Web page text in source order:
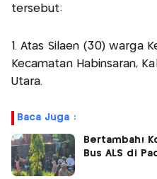
tersebut:
1. Atas Silaen (30) warga
Kecamatan Habinsaran,
Utara.
Baca Juga :
Bertambah!
Bus ALS di